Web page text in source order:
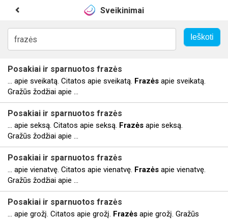
Sveikinimai
Posakiai ir sparnuotos frazės
... apie sveikatą. Citatos apie sveikatą. Frazės apie sveikatą.
Gražūs žodžiai apie ...
Posakiai ir sparnuotos frazės
... apie seksą. Citatos apie seksą. Frazės apie seksą.
Gražūs žodžiai apie ...
Posakiai ir sparnuotos frazės
... apie vienatvę. Citatos apie vienatvę. Frazės apie vienatvę.
Gražūs žodžiai apie ...
Posakiai ir sparnuotos frazės
... apie grožį. Citatos apie grožį. Frazės apie grožį. Gražūs